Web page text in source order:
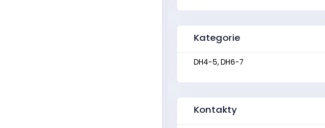
Kategorie
DH4-5, DH6-7
Kontakty